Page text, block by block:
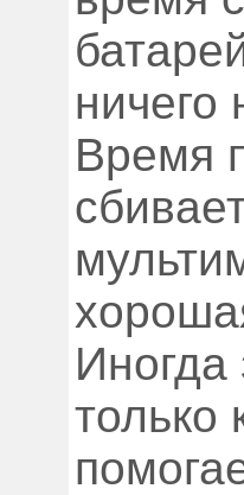
ничего
Время
Иногда
только